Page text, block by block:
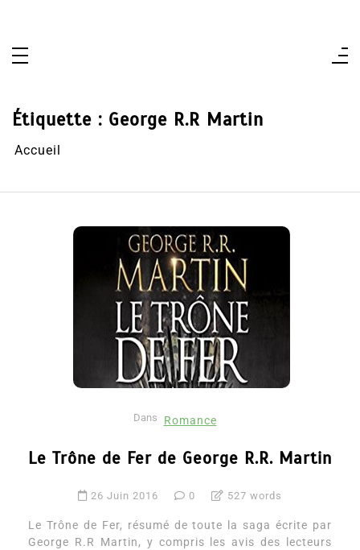
Étiquette : George R.R Martin
Accueil
Dans Romance
Le Trône de Fer de George R.R. Martin
26 Juin 2016 0 527 words
Le Trône de Fer, résumé de toute la saga écrite par
George R.R Martin, y compris les avis des lecteurs